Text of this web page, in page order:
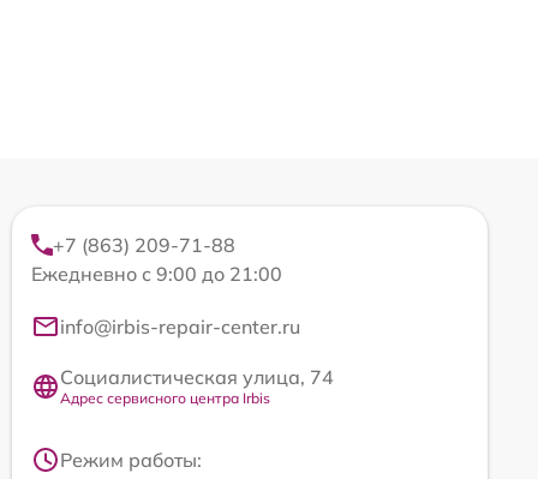
+7 (863) 209-71-88
Ежедневно с 9:00 до 21:00
info@irbis-repair-center.ru
Социалистическая улица, 74
Адрес сервисного центра Irbis
Режим работы: